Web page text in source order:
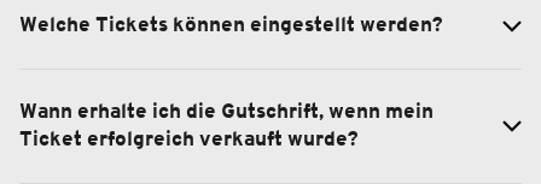
Welche Tickets können eingestellt werden?
Wann erhalte ich die Gutschrift, wenn mein
Ticket erfolgreich verkauft wurde?